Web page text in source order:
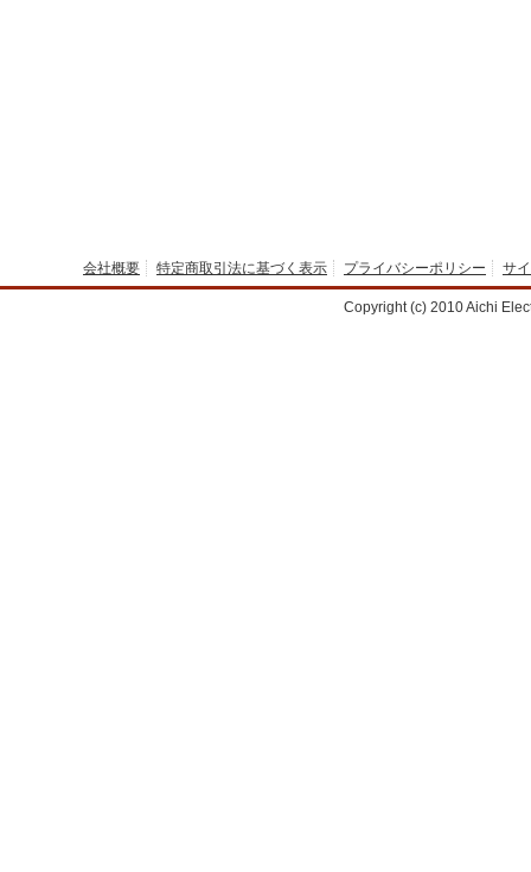
会社概要 特定商取引法に基づく表示 プライバシーポリシー サ
Copyright (c) 2010 Aichi